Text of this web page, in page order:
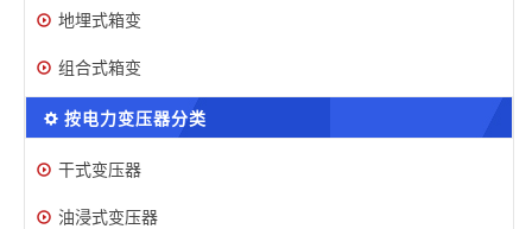
地埋式箱变
组合式箱变
按电力变压器分类
干式变压器
油浸式变压器